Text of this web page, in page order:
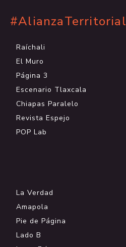
#AlianzaTerritorial
Raíchali
El Muro
Página 3
Escenario Tlaxcala
Chiapas Paralelo
Revista Espejo
POP Lab
La Verdad
Amapola
Pie de Página
Lado B